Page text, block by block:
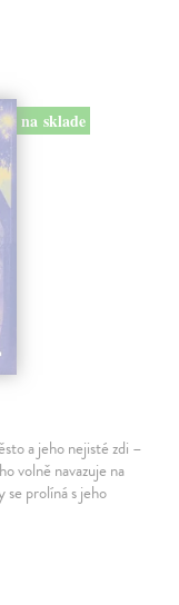
na sklade
a jeho nejisté zdi –
volně navazuje na
prolíná s jeho